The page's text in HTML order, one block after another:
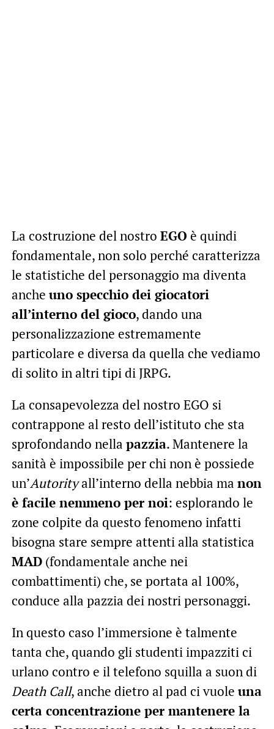
La costruzione del nostro EGO è quindi
fondamentale, non solo perché caratterizza
le statistiche del personaggio ma diventa
anche uno specchio dei giocatori
all’interno del gioco, dando una
personalizzazione estremamente
particolare e diversa da quella che vediamo
di solito in altri tipi di JRPG.
La consapevolezza del nostro EGO si
contrappone al resto dell’istituto che sta
sprofondando nella pazzia. Mantenere la
sanità è impossibile per chi non è possiede
un’Autorityall’interno della nebbia ma non
è facile nemmeno per noi: esplorando le
zone colpite da questo fenomeno infatti
bisogna stare sempre attenti alla statistica
MAD(fondamentale anche nei
combattimenti) che, se portata al 100%,
conduce alla pazzia dei nostri personaggi.
In questo caso l’immersione è talmente
tanta che, quando gli studenti impazziti ci
urlano contro e il telefono squilla a suon di
Death Call, anche dietro al pad ci vuole una
certa concentrazione per mantenere la